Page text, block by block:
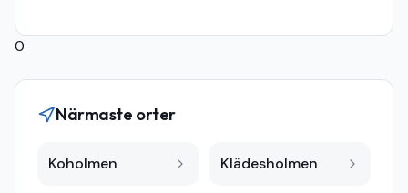
0
Närmaste orter
Koholmen Klädesholmen